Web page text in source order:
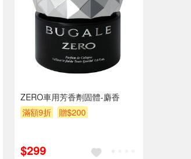
ZERO車用芳香劑固體-麝香
滿額9折
贈$200
$299